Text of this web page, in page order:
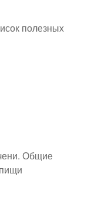
полезных
Общие